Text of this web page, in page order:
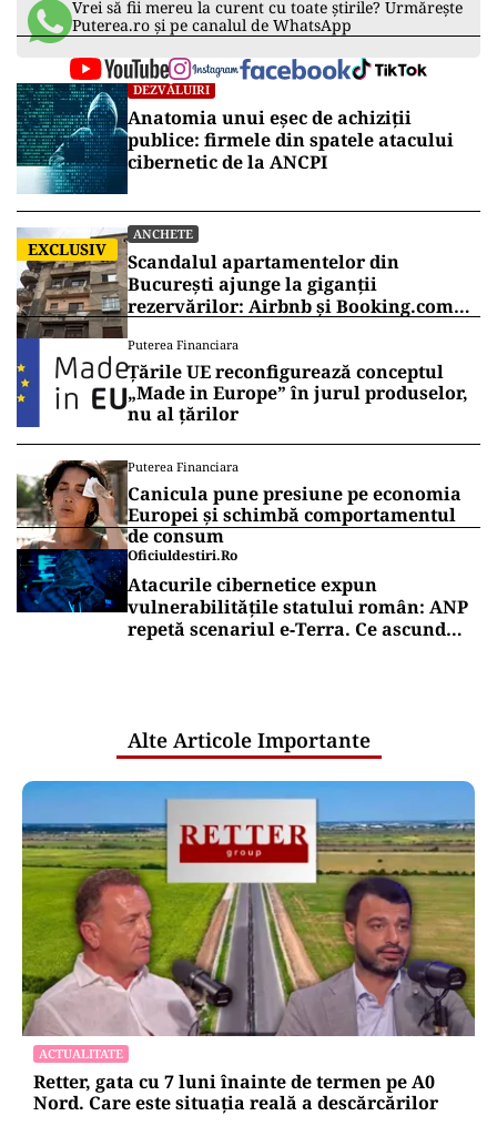
Vrei să fii mereu la curent cu toate știrile? Urmărește
Puterea.ro și pe canalul de WhatsApp
DEZVĂLUIRI
Anatomia unui eșec de achiziții
publice: firmele din spatele atacului
cibernetic de la ANCPI
EXCLUSIV
ANCHETE
Scandalul apartamentelor din
București ajunge la giganții
rezervărilor: Airbnb și Booking.com
Puterea Financiara
Țările UE reconfigurează conceptul
„Made in Europe” în jurul produselor,
nu al țărilor
Puterea Financiara
Canicula pune presiune pe economia
Europei și schimbă comportamentul
de consum
Oficiuldestiri.ro
Atacurile cibernetice expun
vulnerabilitățile statului român: ANP
repetă scenariul e‑Terra. Ce ascund
Alte Articole Importante
ACTUALITATE
Retter, gata cu 7 luni înainte de termen pe A0
Nord. Care este situația reală a descărcărilor